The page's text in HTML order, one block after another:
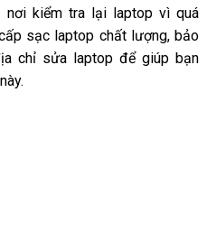
nơi kiểm tra lại laptop vì quá
sạc laptop chất lượng, bảo
chỉ sửa laptop để giúp bạn